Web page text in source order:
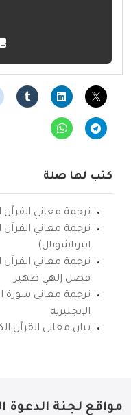
كتب لها صلة
ترجمة معاني القرآن
ترجمة معاني القرآن
انترناشونال)
ترجمة معاني القرآن
فضل إلهي ظهير
ترجمة معاني سورة
الإنجليزية
بيان معاني القرآن
مواقع لجنة الدعوة